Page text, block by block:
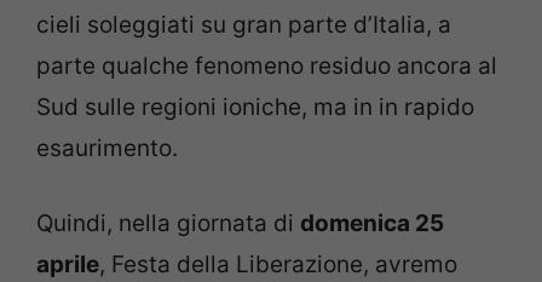
cieli soleggiati su gran parte d’Italia, a
parte qualche fenomeno residuo ancora al
Sud sulle regioni ioniche, ma in in rapido
esaurimento.
Quindi, nella giornata di domenica 25
aprile, Festa della Liberazione, avremo